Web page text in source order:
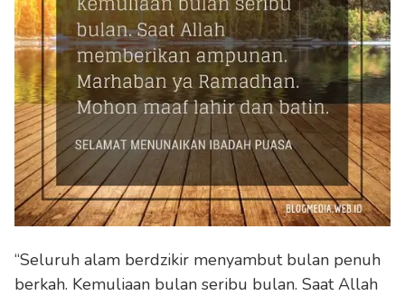
“Seluruh alam berdzikir menyambut bulan penuh
berkah. Kemuliaan bulan seribu bulan. Saat Allah